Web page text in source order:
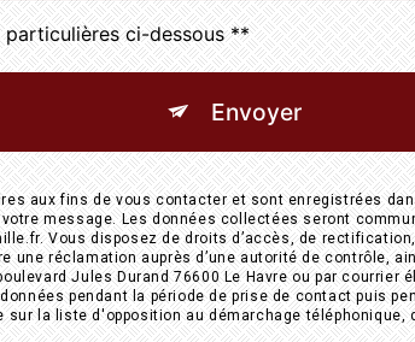
ci-dessous **
Envoyer
aux fins de vous contacter et sont enregistrées
message. Les données collectées seront
Vous disposez de droits d’accès, de
réclamation auprès d’une autorité de contrôle,
Jules Durand 76600 Le Havre ou par
pendant la période de prise de contact puis
la liste d'opposition au démarchage